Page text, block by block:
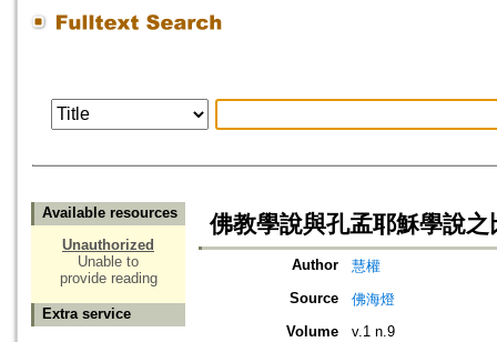
Available resources
Unauthorized
Unable to
provide reading
Extra service
佛教學說與孔孟耶穌學說之
Author
慧權
Source
佛海燈
Volume
v.1 n.9